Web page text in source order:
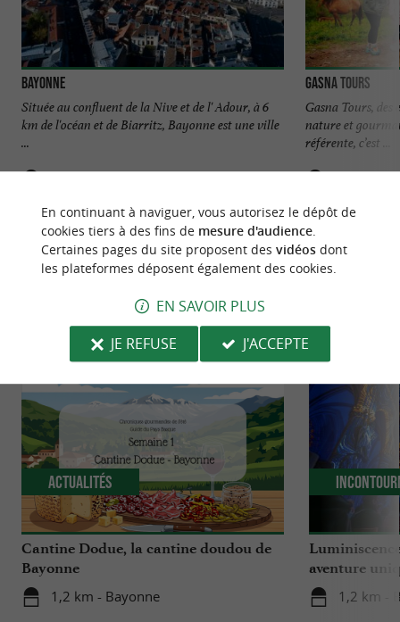
Bayonne
Située au confluent de la Nive et de l' Adour, à 6
km de l'océan et de Biarritz, Bayonne est une ville
...
Gasna Tours
Gasna Tours,
nature et
référente, c’est ...
NOUS AVONS TESTÉPOUR VOUS
Cantine Dodue, la cantine doudou de
Bayonne
1,2 km - Bayonne
Actualités
aventure
cathédrale
1,2 km -
En continuant à naviguer, vous autorisez le dépôt de
cookies tiers à des fins de mesure d'audience.
Certaines pages du site proposent des vidéosdont
les plateformes déposent également des cookies.
EN SAVOIR PLUS
JE REFUSE
J'ACCEPTE